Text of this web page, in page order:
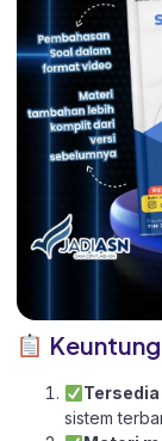
Tersedia
sistem